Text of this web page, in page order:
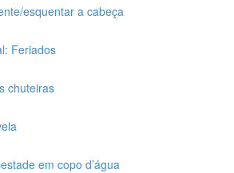
esquentar a cabeça
Feriados
chuteiras
em copo d’água